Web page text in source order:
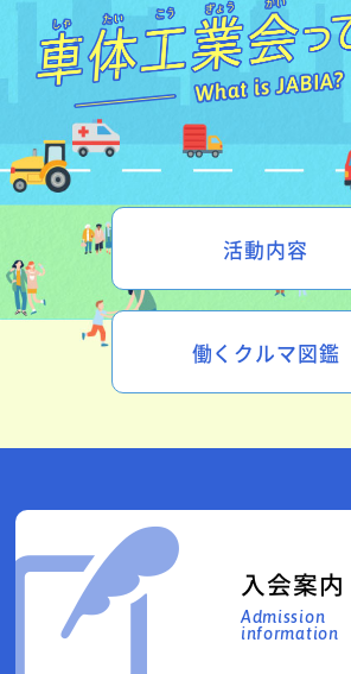
活動内容
働くクルマ図鑑
入会案内
Admission
information